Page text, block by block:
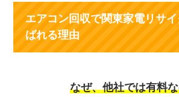
エアコン回収で関東家電リサ
ばれる理由
なぜ、他社では有料